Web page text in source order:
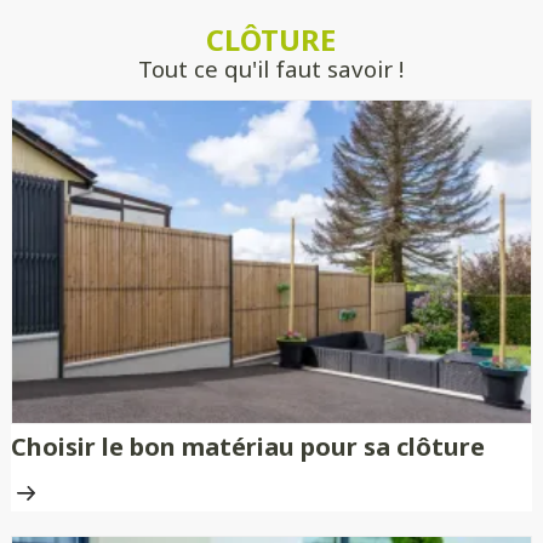
engagement.CLÔTURE
Tout ce qu'il faut savoir !
Choisir le bon matériau pour sa clôture